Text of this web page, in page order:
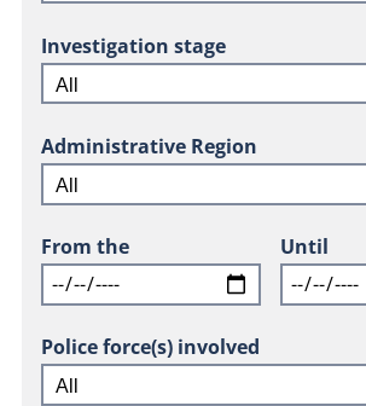
Investigation stage
Administrative Region
From the Until
Police force(s) involved